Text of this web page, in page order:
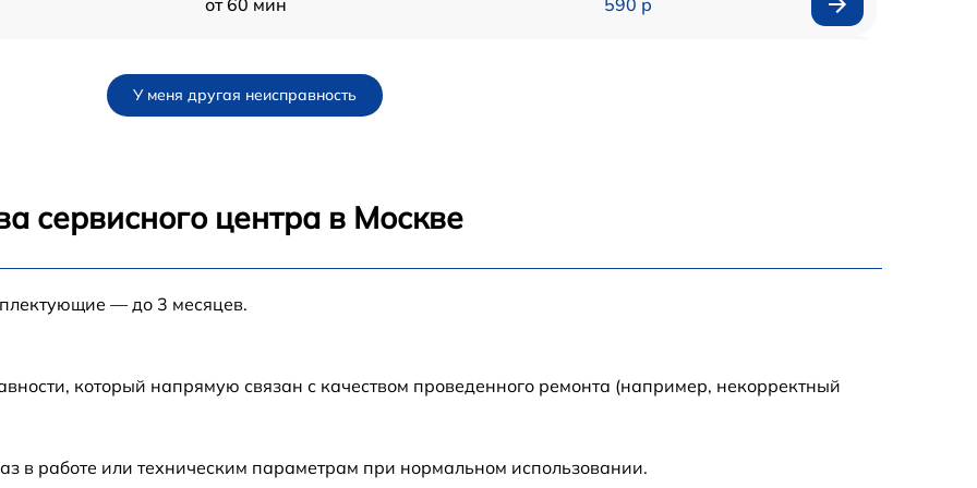
от 60 мин
У меня другая неисправность
сервисного центра в Москве
— до 3 месяцев.
который напрямую связан с качеством проведенного ремонта (например, некорректный
в работе или техническим параметрам при нормальном использовании.